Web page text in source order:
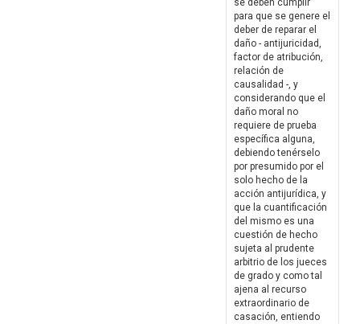
se deben cumplir
para que se genere el
deber de reparar el
daño - antijuricidad,
factor de atribución,
relación de
causalidad -, y
considerando que el
daño moral no
requiere de prueba
específica alguna,
debiendo tenérselo
por presumido por el
solo hecho de la
acción antijurídica, y
que la cuantificación
del mismo es una
cuestión de hecho
sujeta al prudente
arbitrio de los jueces
de grado y como tal
ajena al recurso
extraordinario de
casación, entiendo